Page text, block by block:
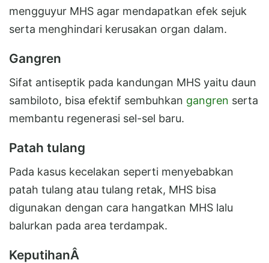
mengguyur MHS agar mendapatkan efek sejuk
serta menghindari kerusakan organ dalam.
Gangren
Sifat antiseptik pada kandungan MHS yaitu daun
sambiloto, bisa efektif sembuhkan gangren serta
membantu regenerasi sel-sel baru.
Patah tulang
Pada kasus kecelakan seperti menyebabkan
patah tulang atau tulang retak, MHS bisa
digunakan dengan cara hangatkan MHS lalu
balurkan pada area terdampak.
KeputihanÂ